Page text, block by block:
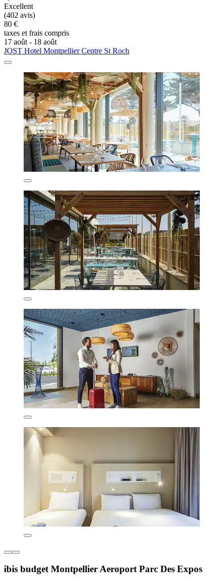
Excellent
(402 avis)
80 €
taxes et frais compris
17 août - 18 août
JOST Hotel Montpellier Centre St Roch
ibis budget Montpellier Aeroport Parc Des Expos